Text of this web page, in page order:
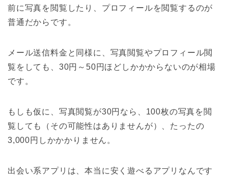
前に写真を閲覧したり、プロフィールを閲覧するのが
普通だからです。
メール送信料金と同様に、写真閲覧やプロフィール閲
覧をしても、30円～50円ほどしかかからないのが相場
です。
もしも仮に、写真閲覧が30円なら、100枚の写真を閲
覧しても（その可能性はありませんが）、たったの
3,000円しかかかりません。
出会い系アプリは、本当に安く遊べるアプリなんです